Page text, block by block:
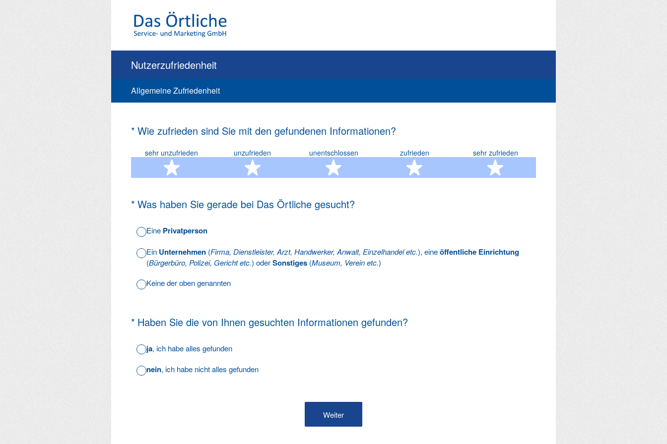
Nutzerzufriedenheit
Allgemeine Zufriedenheit
* Wie zufrieden sind Sie mit den gefundenen Informationen?
(Erforderlich.)
sehr unzufrieden
1 Stern
unzufrieden
2 Sterne
unentschlossen
3 Sterne
zufrieden
4 Sterne
sehr zufrieden
5 Sterne
* Was haben Sie gerade bei Das Örtliche gesucht?
(Erforderlich.)
Eine Privatperson
Ein Unternehmen (Firma, Dienstleister, Arzt, Handwerker, Anwalt, Einzelhandel etc.), eineöffentliche Einrichtung
(Bürgerbüro, Polizei, Gericht etc.) oderSonstiges (Museum, Verein etc.)
Keine der oben genannten
* Haben Sie die von Ihnen gesuchten Informationen gefunden?
(Erforderlich.)
ja, ich habe alles gefunden
nein, ich habe nicht alles gefunden
Weiter